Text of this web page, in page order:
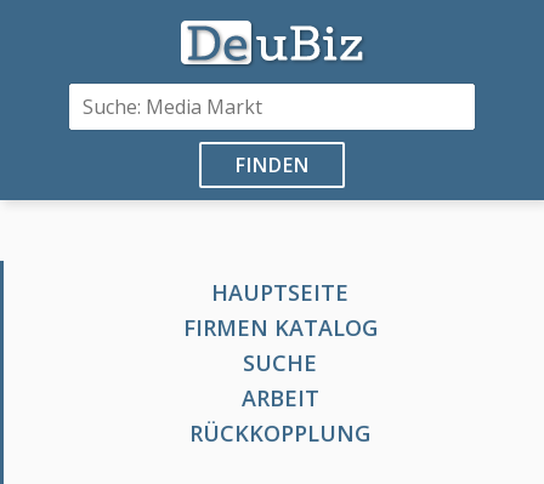
FINDEN
HAUPTSEITE
FIRMEN KATALOG
SUCHE
ARBEIT
RÜCKKOPPLUNG